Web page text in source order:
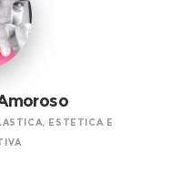
ESTETICA E